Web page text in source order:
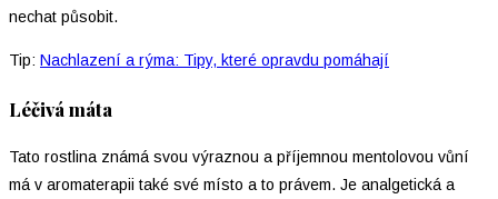
nechat působit.
Tip: Nachlazení a rýma: Tipy, které opravdu pomáhají
Léčivá máta
Tato rostlina známá svou výraznou a příjemnou mentolovou vůní
má v aromaterapii také své místo a to právem. Je analgetická a